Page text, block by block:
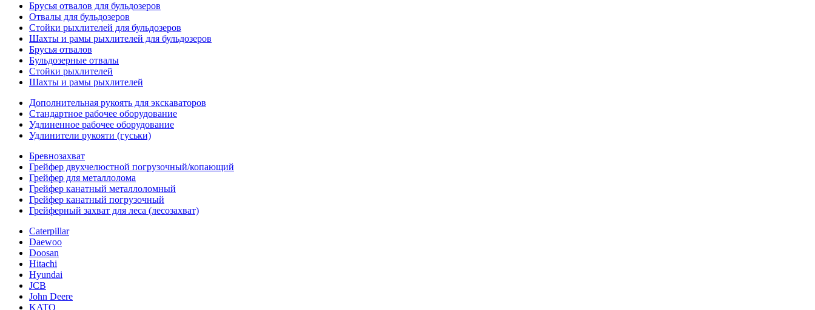
Брусья отвалов для бульдозеров
Отвалы для бульдозеров
Стойки рыхлителей для бульдозеров
Шахты и рамы рыхлителей для бульдозеров
Брусья отвалов
Бульдозерные отвалы
Стойки рыхлителей
Шахты и рамы рыхлителей
Дополнительная рукоять для экскаваторов
Стандартное рабочее оборудование
Удлиненное рабочее оборудование
Удлинители рукояти (гуськи)
Бревнозахват
Грейфер двухчелюстной погрузочный/копающий
Грейфер для металлолома
Грейфер канатный металлоломный
Грейфер канатный погрузочный
Грейферный захват для леса (лесозахват)
Caterpillar
Daewoo
Doosan
Hitachi
Hyundai
JCB
John Deere
KATO